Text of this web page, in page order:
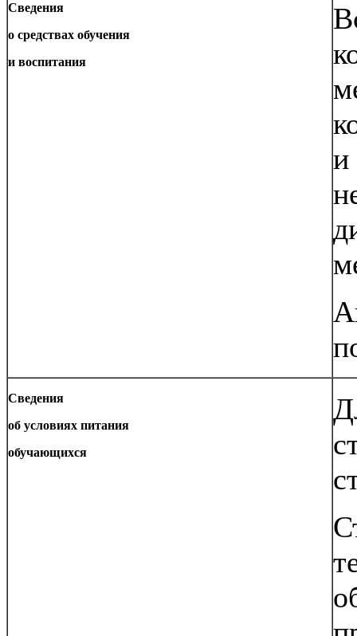
Сведения
о средствах обучения
и воспитания
и
Сведения
об условиях питания
обучающихся